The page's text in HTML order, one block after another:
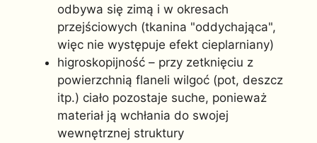
odbywa się zimą i w okresach
przejściowych (tkanina "oddychająca",
więc nie występuje efekt cieplarniany)
higroskopijność – przy zetknięciu z
powierzchnią flaneli wilgoć (pot, deszcz
itp.) ciało pozostaje suche, ponieważ
materiał ją wchłania do swojej
wewnętrznej struktury